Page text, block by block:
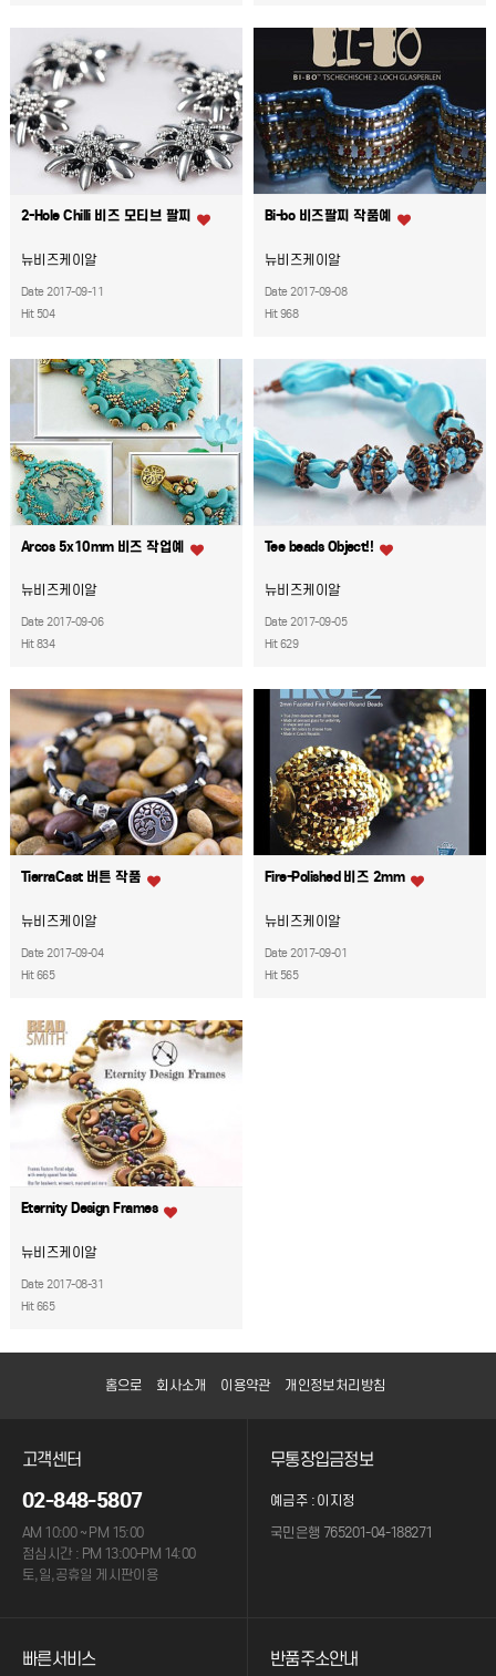
2-Hole Chilli 비즈 모티브 팔찌
뉴비즈케이알
Date 2017-09-11
Hit 504
Bi-bo 비즈팔찌 작품예
뉴비즈케이알
Date 2017-09-08
Hit 968
Arcos 5x10mm 비즈 작업예
뉴비즈케이알
Date 2017-09-06
Hit 834
Tee beads Object!!
뉴비즈케이알
Date 2017-09-05
Hit 629
TierraCast 버튼 작품
뉴비즈케이알
Date 2017-09-04
Hit 665
Fire-Polished 비즈 2mm
뉴비즈케이알
Date 2017-09-01
Hit 565
Eternity Design Frames
뉴비즈케이알
Date 2017-08-31
Hit 665
홈으로 회사소개 이용약관 개인정보처리방침
고객센터
02-848-5807
AM 10:00 ~ PM 15:00
점심시간 : PM 13:00-PM 14:00
토,일,공휴일 게시판이용
무통장입금정보
예금주 : 이지정
국민은행 765201-04-188271
빠른서비스 반품주소안내